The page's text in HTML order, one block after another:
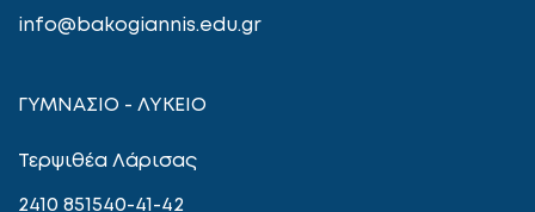
info@bakogiannis.edu.gr
ΓΥΜΝΑΣΙΟ - ΛΥΚΕΙΟ
Τερψιθέα Λάρισας
2410 851540-41-42